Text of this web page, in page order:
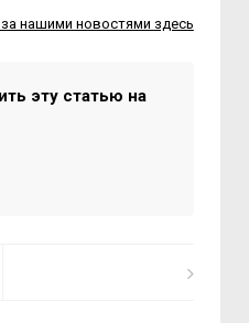
нашими новостями здесь
эту статью на